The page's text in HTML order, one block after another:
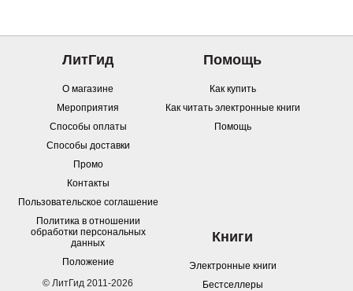
ЛитГид
О магазине
Мероприятия
Способы оплаты
Способы доставки
Промо
Контакты
Пользовательское соглашение
Политика в отношении
обработки персональных
данных
Положение
© ЛитГид 2011-2026
Помощь
Как купить
Как читать электронные книги
Помощь
Книги
Электронные книги
Бестселлеры